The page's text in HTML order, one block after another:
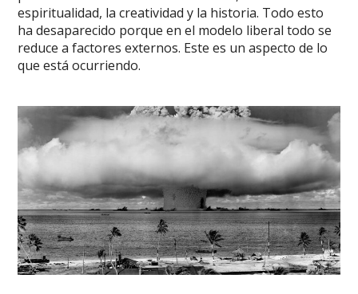
espiritualidad, la creatividad y la historia. Todo esto
ha desaparecido porque en el modelo liberal todo se
reduce a factores externos. Este es un aspecto de lo
que está ocurriendo.